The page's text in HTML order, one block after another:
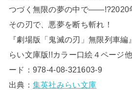
つづく無限の夢の中で
その刃で、悪夢を断ち斬れ！
『劇場版「鬼滅の刃」無限列車
らい文庫版!!カラー口絵４ページ
ード：978-4-08-321603-9
出典： 集英社みらい文庫